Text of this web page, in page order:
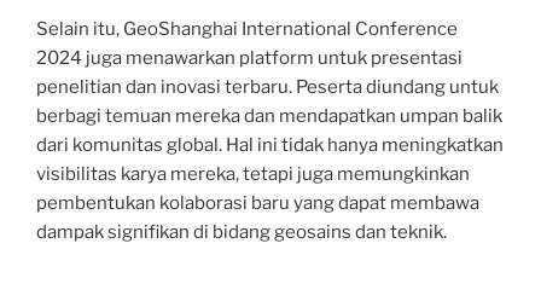
Selain itu, GeoShanghai International Conference
2024 juga menawarkan platform untuk presentasi
penelitian dan inovasi terbaru. Peserta diundang untuk
berbagi temuan mereka dan mendapatkan umpan balik
dari komunitas global. Hal ini tidak hanya meningkatkan
visibilitas karya mereka, tetapi juga memungkinkan
pembentukan kolaborasi baru yang dapat membawa
dampak signifikan di bidang geosains dan teknik.